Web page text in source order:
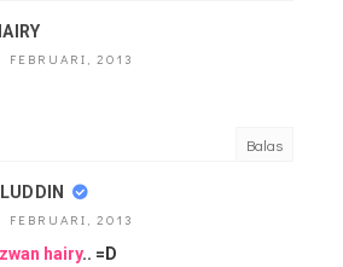
FEBRUARI, 2013
Balas
FEBRUARI, 2013
hairy.. =D